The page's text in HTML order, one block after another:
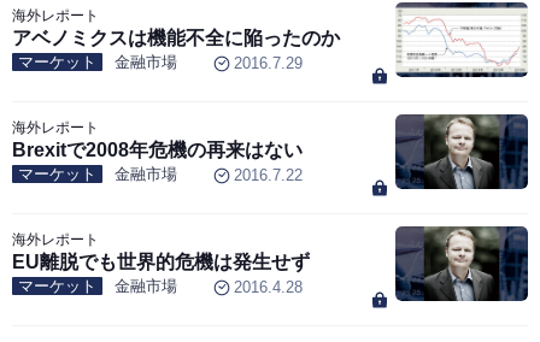
海外レポート
アベノミクスは機能不全に陥ったのか
マーケット 金融市場 2016.7.29
海外レポート
Brexitで2008年危機の再来はない
マーケット 金融市場 2016.7.22
海外レポート
EU離脱でも世界的危機は発生せず
マーケット 金融市場 2016.4.28